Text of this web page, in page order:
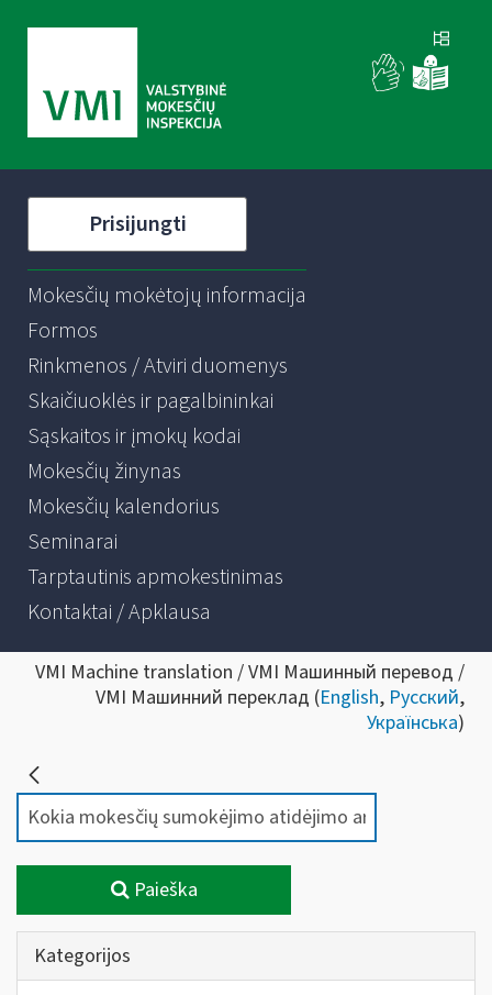
Prisijungti
Mokesčių mokėtojų informacija
Formos
Rinkmenos / Atviri duomenys
Skaičiuoklės ir pagalbininkai
Sąskaitos ir įmokų kodai
Mokesčių žinynas
Mokesčių kalendorius
Seminarai
Tarptautinis apmokestinimas
Kontaktai / Apklausa
VMI Machine translation / VMI Машинный перевод /
VMI Машинний переклад (English, Русский,
Українська)
Paieška
Kategorijos